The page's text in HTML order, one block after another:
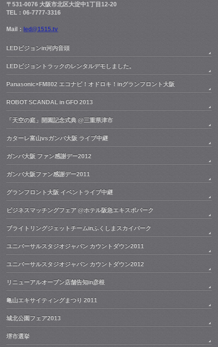
〒531-0076 大阪市北区大淀中1丁目12-20
TEL：06-7777-3316
Mail： led@1515.tv
LEDビジョンin河内音頭
LEDビジョントラックのレンタルデモしました。
Panasonic×FM802 エコナビ！オドロキ！inグランフロント大阪
ROBOT SCANDAL in GFO 2013
「天空の庭」開園記念式典 @三重県津市
カターレ富山vsガンバ大阪 ライブ中継
ガンバ大阪 ファン感謝デー2012
ガンバ大阪ファン感謝デー2011
グランフロント大阪 イベントライブ中継
ビジネスマッチングフェア @ホテル阪急エキスポパーク
ブライトリングジェットチームinふくしまスカイパーク
ユニバーサルスタジオジャパン カウントダウン2011
ユニバーサルスタジオジャパン カウントダウン2012
リニューアルオープン店舗告知in彦根
亀山エキサイティングまつり 2011
城北公園フェア2013
堺市選挙